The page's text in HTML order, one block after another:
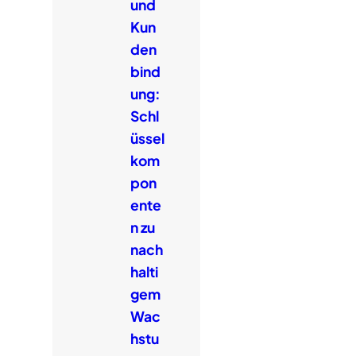
und
Kun
den
bind
ung:
Schl
üssel
kom
pon
ente
n zu
nach
halti
gem
Wac
hstu